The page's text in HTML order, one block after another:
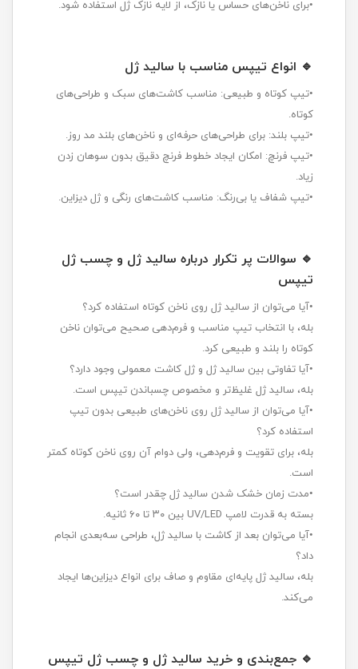
•برای ناخن‌های حساس یا نازک، از لایه نازک ژل استفاده شود.
🔹 انواع تیپس مناسب با سالید ژل
•تیپ کوتاه و طبیعی: مناسب کاشت‌های سبک و طراحی‌های
کوتاه.
•تیپ بلند: برای طراحی‌های حرفه‌ای و ناخن‌های بلند مد روز.
•تیپ فرنچ: امکان ایجاد خطوط فرنچ دقیق بدون سوهان زدن
زیاد.
•تیپ شفاف یا بی‌رنگ: مناسب کاشت‌های رنگی و ژل دیزاین.
🔹 سوالات پر تکرار درباره سالید ژل و چسب ژل
تیپس
•آیا می‌توان از سالید ژل روی ناخن کوتاه استفاده کرد؟
بله، با انتخاب تیپ مناسب و فرم‌دهی صحیح می‌توان ناخن
کوتاه را بلند و طبیعی کرد.
•آیا تفاوتی بین سالید ژل و ژل کاشت معمولی وجود دارد؟
بله، سالید ژل غلیظ‌تر و مخصوص چسباندن تیپس است.
•آیا می‌توان از سالید ژل روی ناخن‌های طبیعی بدون تیپ
استفاده کرد؟
بله، برای تقویت و فرم‌دهی، ولی دوام آن روی ناخن کوتاه کمتر
است.
•مدت زمان خشک شدن سالید ژل چقدر است؟
بسته به قدرت لامپ UV/LED بین ۳۰ تا ۶۰ ثانیه.
•آیا می‌توان بعد از کاشت با سالید ژل، طراحی سه‌بعدی انجام
داد؟
بله، سالید ژل پایه‌ای مقاوم و صاف برای انواع دیزاین‌ها ایجاد
می‌کند.
🔹 جمع‌بندی و خرید سالید ژل و چسب ژل تیپس